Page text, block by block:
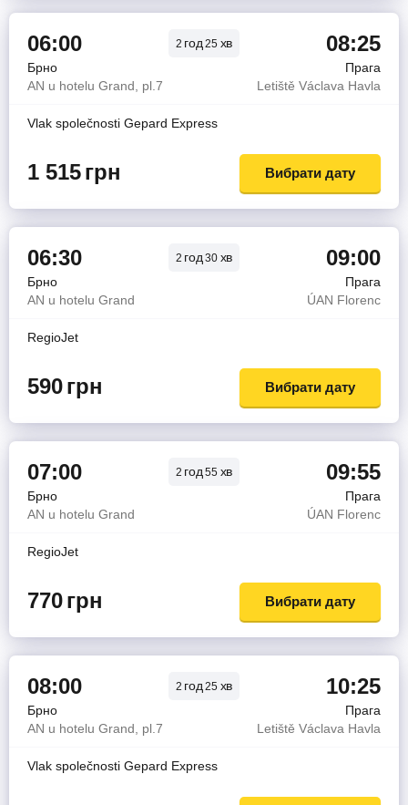
06:00 2 год25 хв 08:25
Брно
Прага
AN u hotelu Grand, pl.7
Letiště Václava Havla
Vlak společnosti Gepard Express
1 515грн Вибрати дату
06:30 2 год30 хв 09:00
Брно
Прага
AN u hotelu Grand
ÚAN Florenc
RegioJet
590грн Вибрати дату
07:00 2 год55 хв 09:55
Брно
Прага
AN u hotelu Grand
ÚAN Florenc
RegioJet
770грн Вибрати дату
08:00 2 год25 хв 10:25
Брно
Прага
AN u hotelu Grand, pl.7
Letiště Václava Havla
Vlak společnosti Gepard Express